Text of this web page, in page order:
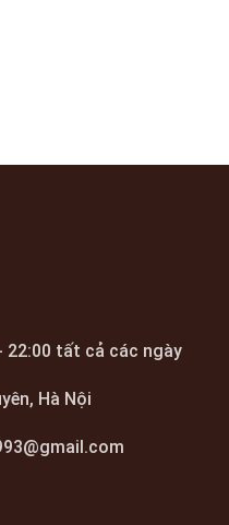
22:00 tất cả các ngày
Hà Nội